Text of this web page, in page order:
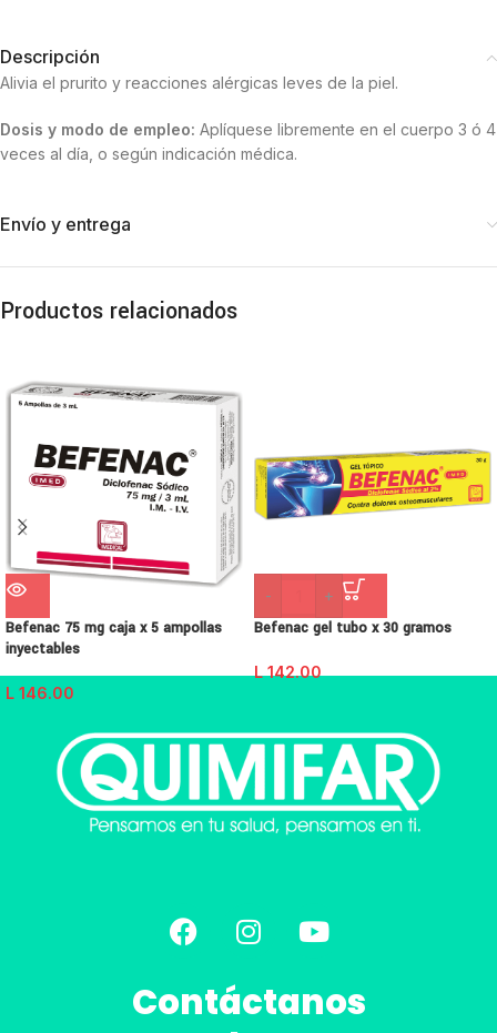
Descripción
Alivia el prurito y reacciones alérgicas leves de la piel.
Dosis y modo de empleo: Aplíquese libremente en el cuerpo 3 ó 4
veces al día, o según indicación médica.
Envío y entrega
Productos relacionados
Befenac 75 mg caja x 5 ampollas
inyectables
L 146.00
- +
Befenac gel tubo x 30 gramos
L142.00
Contáctanos